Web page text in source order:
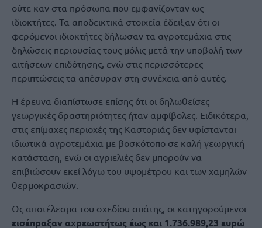
ούτε καν στα πρόσωπα που εμφανίζονταν ως
ιδιοκτήτες. Τα αποδεικτικά στοιχεία έδειξαν ότι οι
φερόμενοι ιδιοκτήτες δήλωσαν τα αγροτεμάχια στις
δηλώσεις περιουσίας τους μόλις μετά την υποβολή των
αιτήσεων επιδότησης, ενώ στις περισσότερες
περιπτώσεις τα απέσυραν στη συνέχεια από αυτές.
Η έρευνα διαπίστωσε επίσης ότι οι δηλωθείσες
γεωργικές δραστηριότητες ήταν αμφίβολες. Ειδικότερα,
στις επίμαχες περιοχές της Καστοριάς δεν υφίστανται
ιδιωτικά αγροτεμάχια με βοσκότοπο σε καλή γεωργική
κατάσταση, ενώ οι αγριελιές δεν μπορούν να
επιβιώσουν εκεί λόγω του υψομέτρου και των χαμηλών
θερμοκρασιών.
Ως αποτέλεσμα του σχεδίου απάτης, οι κατηγορούμενοι
εισέπραξαν αχρεωστήτως έως και 1.736.989,23 ευρώ